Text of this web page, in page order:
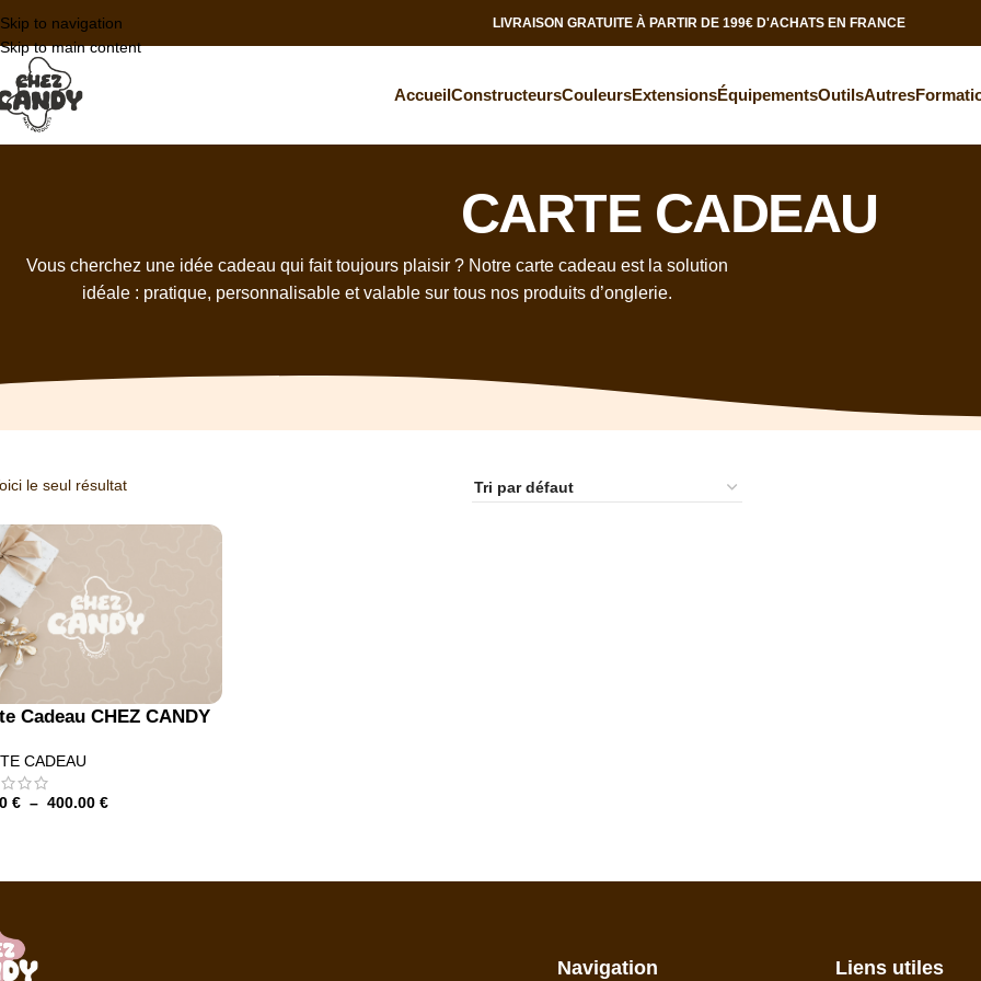
Skip to navigation
Skip to main content
LIVRAISON GRATUITE À PARTIR DE 199€ D'ACHATS EN FRANCE
AccueilConstructeursCouleursExtensionsÉquipementsOutilsAutres
CARTE CADEAU
Vous cherchez une idée cadeau qui fait toujours plaisir ? Notre carte cadeau est la solution
idéale : pratique, personnalisable et valable sur tous nos produits d’onglerie.
le seul résultat
Cadeau CHEZ CANDY
CADEAU
€ – 400.00 €
Navigation Liens utiles